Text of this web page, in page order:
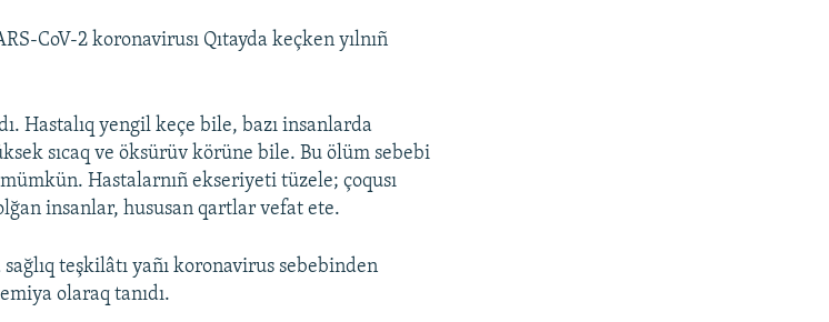
CoV-2 koronavirusı Qıtayda keçken yılnıñ
Hastalıq yengil keçe bile, bazı insanlarda
sıcaq ve öksürüv körüne bile. Bu ölüm sebebi
Hastalarnıñ ekseriyeti tüzele; çoqusı
insanlar, hususan qartlar vefat ete.
teşkilâtı yañı koronavirus sebebinden
olaraq tanıdı.